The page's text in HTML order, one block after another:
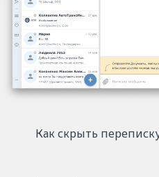
Как скрыть